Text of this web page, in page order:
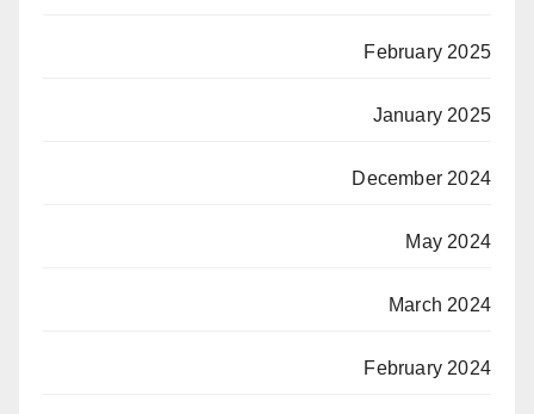
February 2025
January 2025
December 2024
May 2024
March 2024
February 2024